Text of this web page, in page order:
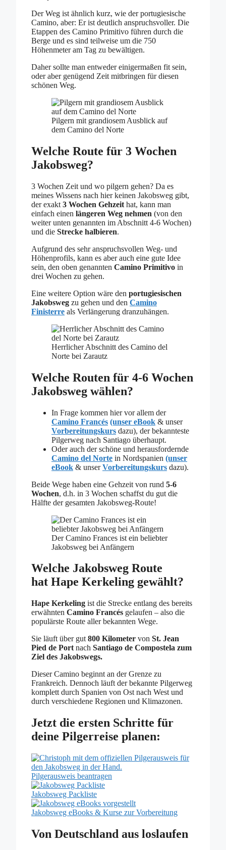
Der Weg ist ähnlich kurz, wie der portugiesische
Camino, aber: Er ist deutlich anspruchsvoller. Die
Etappen des Camino Primitivo führen durch die
Berge und es sind teilweise um die 750
Höhenmeter am Tag zu bewältigen.
Daher sollte man entweder einigermaßen fit sein,
oder aber genügend Zeit mitbringen für diesen
schönen Weg.
Pilgern mit grandiosem Ausblick auf
dem Camino del Norte
Welche Route für 3 Wochen
Jakobsweg?
3 Wochen Zeit und wo pilgern gehen? Da es
meines Wissens nach hier keinen Jakobsweg gibt,
der exakt 3 Wochen Gehzeit hat, kann man
einfach einen längeren Weg nehmen (von den
weiter unten genannten im Abschnitt 4-6 Wochen)
und die Strecke halbieren.
Aufgrund des sehr anspruchsvollen Weg- und
Höhenprofils, kann es aber auch eine gute Idee
sein, den oben genannten Camino Primitivo in
drei Wochen zu gehen.
Eine weitere Option wäre den portugiesischen
Jakobsweg zu gehen und den Camino
Finisterre als Verlängerung dranzuhängen.
Herrlicher Abschnitt des Camino del
Norte bei Zarautz
Welche Routen für 4-6 Wochen
Jakobsweg wählen?
In Frage kommen hier vor allem der
Camino Francés (unser eBook & unser
Vorbereitungskurs dazu), der bekannteste
Pilgerweg nach Santiago überhaupt.
Oder auch der schöne und herausfordernde
Camino del Norte in Nordspanien (unser
eBook & unserVorbereitungskurs dazu).
Beide Wege haben eine Gehzeit von rund 5-6
Wochen, d.h. in 3 Wochen schaffst du gut die
Hälfte der gesamten Jakobsweg-Route!
Der Camino Frances ist ein beliebter
Jakobsweg bei Anfängern
Welche Jakobsweg Route
hat Hape Kerkeling gewählt?
Hape Kerkeling ist die Strecke entlang des bereits
erwähnten Camino Francés gelaufen – also die
populärste Route aller bekannten Wege.
Sie läuft über gut 800 Kilometer von St. Jean
Pied de Port nach Santiago de Compostela zum
Ziel des Jakobswegs.
Dieser Camino beginnt an der Grenze zu
Frankreich. Dennoch läuft der bekannte Pilgerweg
komplett durch Spanien von Ost nach West und
durch verschiedene Regionen und Klimazonen.
Jetzt die ersten Schritte für
deine Pilgerreise planen:
Pilgerausweis beantragen
Jakobsweg Packliste
Jakobsweg eBooks & Kurse zur Vorbereitung
Von Deutschland aus loslaufen